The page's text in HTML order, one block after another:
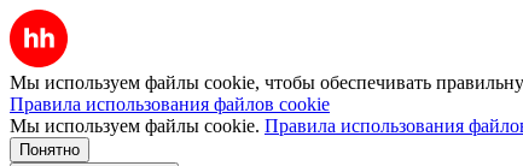
Мы используем файлы cookie, чтобы обеспечивать
Правила использования файлов cookie
Мы используем файлы cookie. Правила использования
Понятно